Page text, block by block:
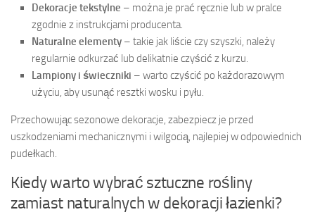
Dekoracje tekstylne – można je prać ręcznie lub w pralce
zgodnie z instrukcjami producenta.
Naturalne elementy – takie jak liście czy szyszki, należy
regularnie odkurzać lub delikatnie czyścić z kurzu.
Lampiony i świeczniki – warto czyścić po każdorazowym
użyciu, aby usunąć resztki wosku i pyłu.
Przechowując sezonowe dekoracje, zabezpiecz je przed
uszkodzeniami mechanicznymi i wilgocią, najlepiej w odpowiednich
pudełkach.
Kiedy warto wybrać sztuczne rośliny
zamiast naturalnych w dekoracji łazienki?